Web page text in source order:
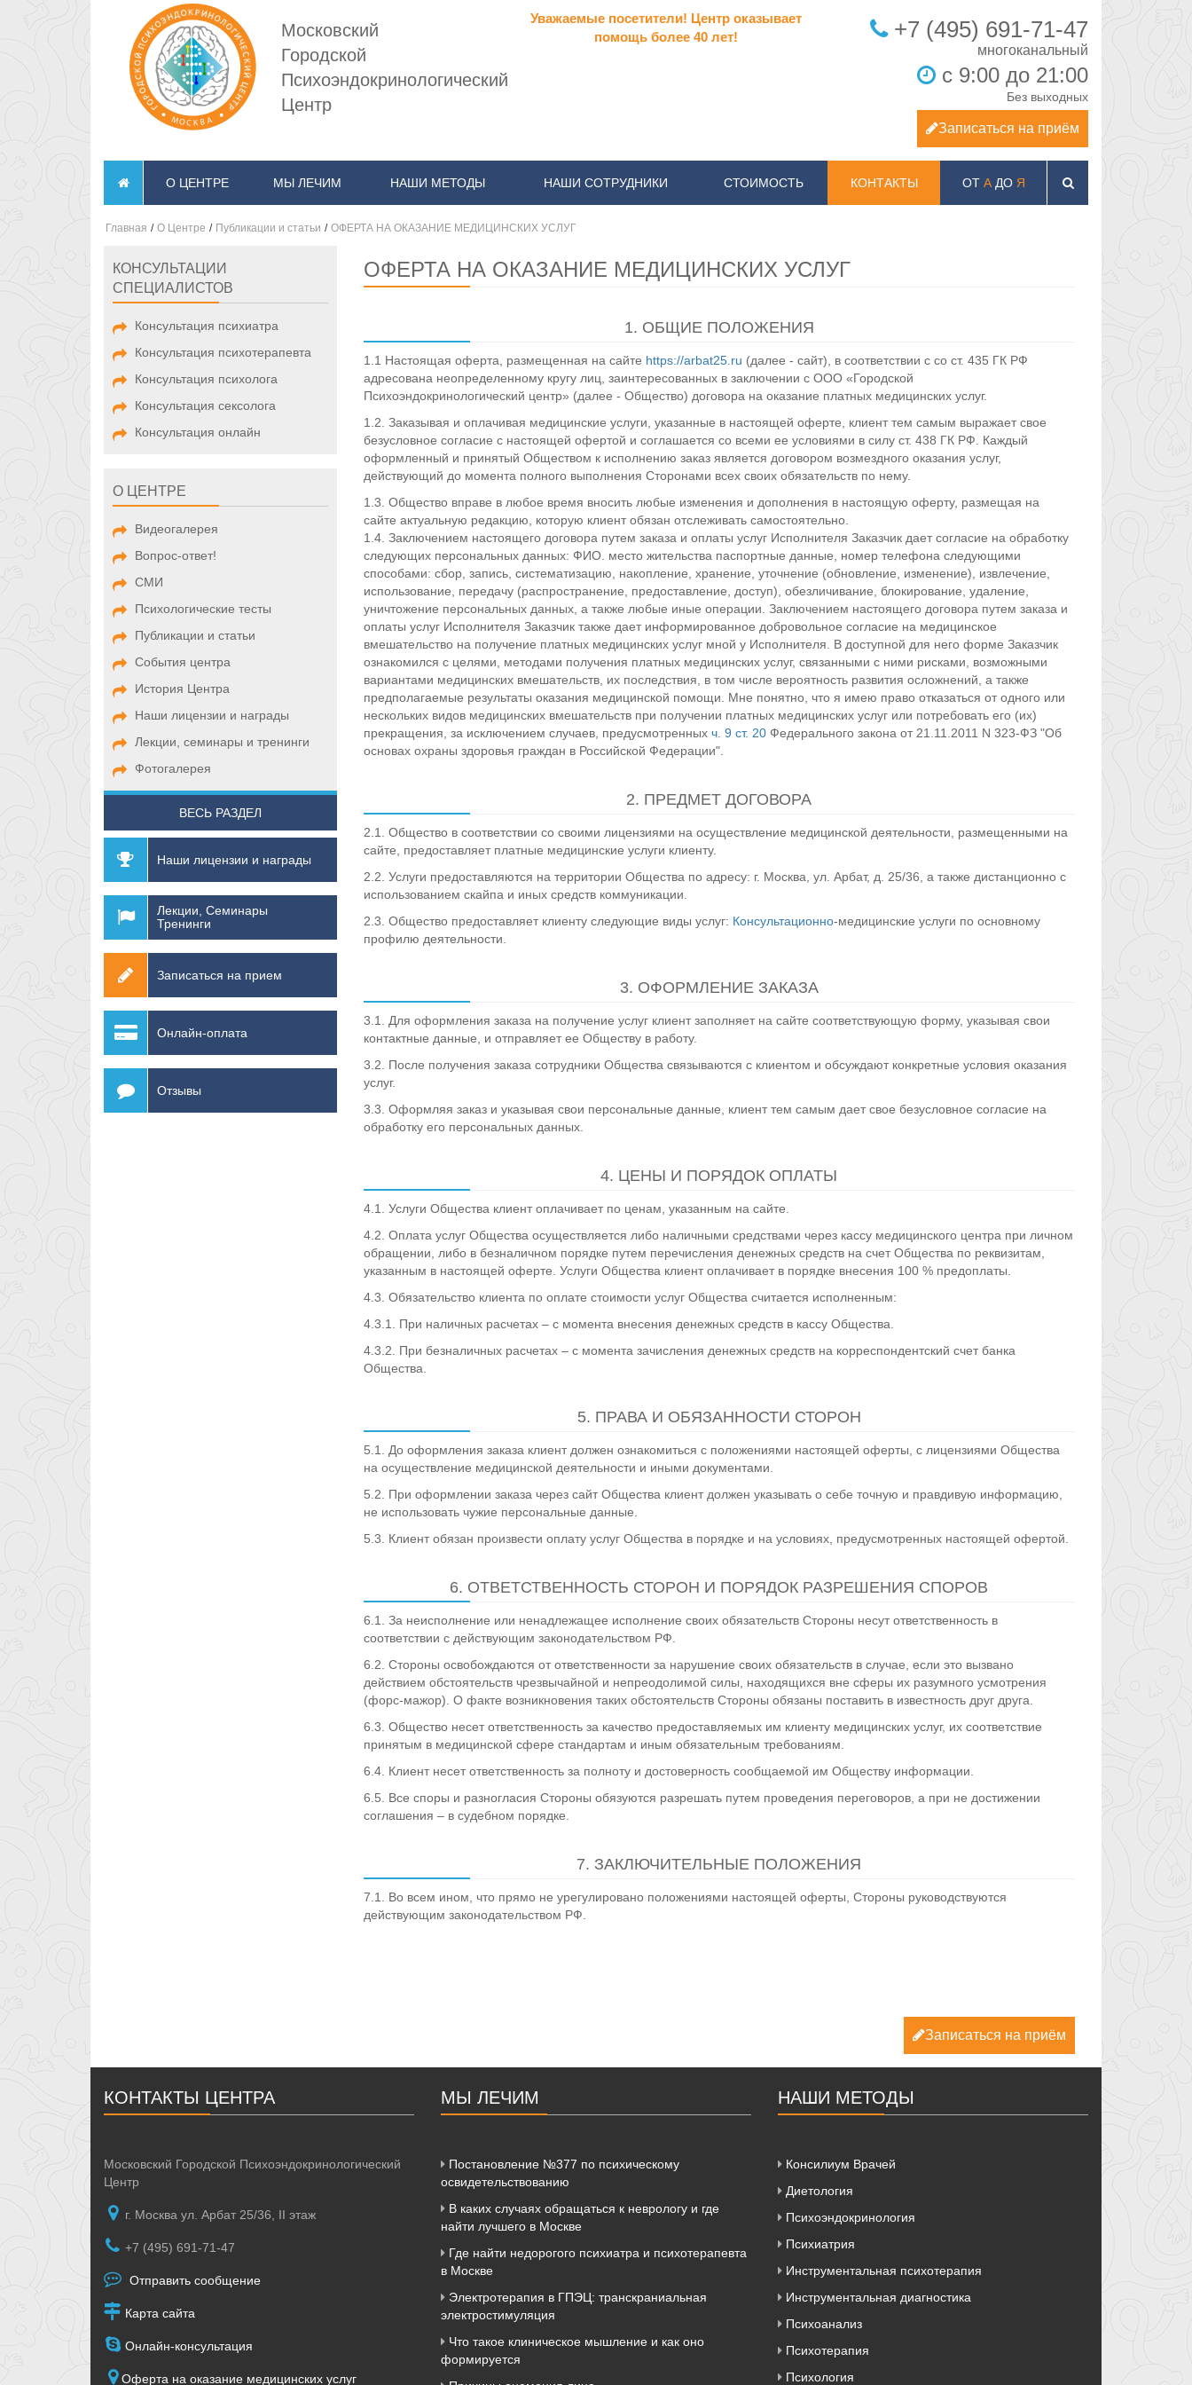
Московский
Городской
Психоэндокринологический
Центр
Уважаемые посетители! Центр оказывает
помощь более 40 лет!
+7 (495) 691-71-47
с 9:00 до 21:00
Без выходных
Записаться на приём
О ЦЕНТРЕ МЫ ЛЕЧИМ НАШИ МЕТОДЫ НАШИ СОТРУДНИКИ СТОИМОСТЬ КОНТАКТЫ ОТ АДО Я
Главная / О Центре / Публикации и статьи / ОФЕРТА НА ОКАЗАНИЕ МЕДИЦИНСКИХ УСЛУГ
КОНСУЛЬТАЦИИ
СПЕЦИАЛИСТОВ
Консультация психиатра
Консультация психотерапевта
Консультация психолога
Консультация сексолога
Консультация онлайн
О ЦЕНТРЕ
Видеогалерея
Вопрос-ответ!
СМИ
Психологические тесты
Публикации и статьи
События центра
История Центра
Наши лицензии и награды
Лекции, семинары и тренинги
Фотогалерея
ВЕСЬ РАЗДЕЛ
Наши лицензии и награды
Лекции, Семинары
Тренинги
Записаться на прием
Онлайн-оплата
Отзывы
ОФЕРТА НА ОКАЗАНИЕ МЕДИЦИНСКИХ УСЛУГ
1. ОБЩИЕ ПОЛОЖЕНИЯ
1.1 Настоящая оферта, размещенная на сайте https://arbat25.ru (далее - сайт), в соответствии с со ст. 435 ГК РФ
адресована неопределенному кругу лиц, заинтересованных в заключении с ООО «Городской
Психоэндокринологический центр» (далее - Общество) договора на оказание платных медицинских услуг.
1.2. Заказывая и оплачивая медицинские услуги, указанные в настоящей оферте, клиент тем самым выражает свое
безусловное согласие с настоящей офертой и соглашается со всеми ее условиями в силу ст. 438 ГК РФ. Каждый
оформленный и принятый Обществом к исполнению заказ является договором возмездного оказания услуг,
действующий до момента полного выполнения Сторонами всех своих обязательств по нему.
1.3. Общество вправе в любое время вносить любые изменения и дополнения в настоящую оферту, размещая на
сайте актуальную редакцию, которую клиент обязан отслеживать самостоятельно.
1.4. Заключением настоящего договора путем заказа и оплаты услуг Исполнителя Заказчик дает согласие на обработку
следующих персональных данных: ФИО. место жительства паспортные данные, номер телефона следующими
способами: сбор, запись, систематизацию, накопление, хранение, уточнение (обновление, изменение), извлечение,
использование, передачу (распространение, предоставление, доступ), обезличивание, блокирование, удаление,
уничтожение персональных данных, а также любые иные операции. Заключением настоящего договора путем заказа и
оплаты услуг Исполнителя Заказчик также дает информированное добровольное согласие на медицинское
вмешательство на получение платных медицинских услуг мной у Исполнителя. В доступной для него форме Заказчик
ознакомился с целями, методами получения платных медицинских услуг, связанными с ними рисками, возможными
вариантами медицинских вмешательств, их последствия, в том числе вероятность развития осложнений, а также
предполагаемые результаты оказания медицинской помощи. Мне понятно, что я имею право отказаться от одного или
нескольких видов медицинских вмешательств при получении платных медицинских услуг или потребовать его (их)
прекращения, за исключением случаев, предусмотренных ч. 9 ст. 20Федерального закона от 21.11.2011 N 323-ФЗ "Об
основах охраны здоровья граждан в Российской Федерации".
2. ПРЕДМЕТ ДОГОВОРА
2.1. Общество в соответствии со своими лицензиями на осуществление медицинской деятельности, размещенными на
сайте, предоставляет платные медицинские услуги клиенту.
2.2. Услуги предоставляются на территории Общества по адресу: г. Москва, ул. Арбат, д. 25/36, а также дистанционно с
использованием скайпа и иных средств коммуникации.
2.3. Общество предоставляет клиенту следующие виды услуг: Консультационно-медицинские услуги по основному
профилю деятельности.
3. ОФОРМЛЕНИЕ ЗАКАЗА
3.1. Для оформления заказа на получение услуг клиент заполняет на сайте соответствующую форму, указывая свои
контактные данные, и отправляет ее Обществу в работу.
3.2. После получения заказа сотрудники Общества связываются с клиентом и обсуждают конкретные условия оказания
услуг.
3.3. Оформляя заказ и указывая свои персональные данные, клиент тем самым дает свое безусловное согласие на
обработку его персональных данных.
4. ЦЕНЫ И ПОРЯДОК ОПЛАТЫ
4.1. Услуги Общества клиент оплачивает по ценам, указанным на сайте.
4.2. Оплата услуг Общества осуществляется либо наличными средствами через кассу медицинского центра при личном
обращении, либо в безналичном порядке путем перечисления денежных средств на счет Общества по реквизитам,
указанным в настоящей оферте. Услуги Общества клиент оплачивает в порядке внесения 100 % предоплаты.
4.3. Обязательство клиента по оплате стоимости услуг Общества считается исполненным:
4.3.1. При наличных расчетах – с момента внесения денежных средств в кассу Общества.
4.3.2. При безналичных расчетах – с момента зачисления денежных средств на корреспондентский счет банка
Общества.
5. ПРАВА И ОБЯЗАННОСТИ СТОРОН
5.1. До оформления заказа клиент должен ознакомиться с положениями настоящей оферты, с лицензиями Общества
на осуществление медицинской деятельности и иными документами.
5.2. При оформлении заказа через сайт Общества клиент должен указывать о себе точную и правдивую информацию,
не использовать чужие персональные данные.
5.3. Клиент обязан произвести оплату услуг Общества в порядке и на условиях, предусмотренных настоящей офертой.
6. ОТВЕТСТВЕННОСТЬ СТОРОН И ПОРЯДОК РАЗРЕШЕНИЯ СПОРОВ
6.1. За неисполнение или ненадлежащее исполнение своих обязательств Стороны несут ответственность в
соответствии с действующим законодательством РФ.
6.2. Стороны освобождаются от ответственности за нарушение своих обязательств в случае, если это вызвано
действием обстоятельств чрезвычайной и непреодолимой силы, находящихся вне сферы их разумного усмотрения
(форс-мажор). О факте возникновения таких обстоятельств Стороны обязаны поставить в известность друг друга.
6.3. Общество несет ответственность за качество предоставляемых им клиенту медицинских услуг, их соответствие
принятым в медицинской сфере стандартам и иным обязательным требованиям.
6.4. Клиент несет ответственность за полноту и достоверность сообщаемой им Обществу информации.
6.5. Все споры и разногласия Стороны обязуются разрешать путем проведения переговоров, а при не достижении
соглашения – в судебном порядке.
7. ЗАКЛЮЧИТЕЛЬНЫЕ ПОЛОЖЕНИЯ
7.1. Во всем ином, что прямо не урегулировано положениями настоящей оферты, Стороны руководствуются
действующим законодательством РФ.
Записаться на приём
КОНТАКТЫ ЦЕНТРА
Московский Городской Психоэндокринологический
Центр
г. Москва ул. Арбат 25/36, II этаж
+7 (495) 691-71-47
Отправить сообщение
Карта сайта
Онлайн-консультация
Оферта на оказание медицинских услуг
МЫ ЛЕЧИМ
Постановление №377 по психическому
освидетельствованию
В каких случаях обращаться к неврологу и где
найти лучшего в Москве
Где найти недорогого психиатра и психотерапевта
в Москве
Электротерапия в ГПЭЦ: транскраниальная
электростимуляция
Что такое клиническое мышление и как оно
формируется
НАШИ МЕТОДЫ
Консилиум Врачей
Диетология
Психоэндокринология
Психиатрия
Инструментальная психотерапия
Инструментальная диагностика
Психоанализ
Психотерапия
Психология